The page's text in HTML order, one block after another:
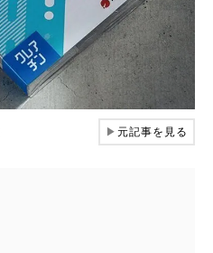
▶元記事を見る